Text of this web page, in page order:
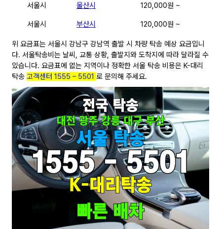
서울시 울산시 120,000원 ~
서울시 부산시 120,000원 ~
위 요금표는 서울시 강남구 강남역 출발 시 차량 탁송 예상 요금입니
다. 서울탁송비는 날씨, 교통 상황, 출발지와 도착지에 따라 달라질 수
있습니다. 요금표에 없는 지역이나 정확한 서울 탁송 비용은 K-대리
탁송 고객센터 1555 – 5501 로 문의해 주세요.